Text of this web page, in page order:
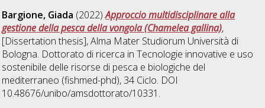
Bargione, Giada (2022)Approccio multidisciplinare alla
gestione della pesca della vongola (Chamelea gallina),
[Dissertation thesis], Alma Mater Studiorum Università di
Bologna. Dottorato di ricerca inTecnologie innovative e uso
sostenibile delle risorse di pesca e biologiche del
mediterraneo (fishmed-phd), 34 Ciclo. DOI
10.48676/unibo/amsdottorato/10331.